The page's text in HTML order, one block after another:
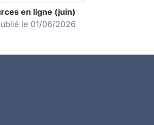
en ligne (juin)
le 01/06/2026